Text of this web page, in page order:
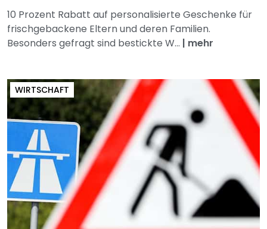
10 Prozent Rabatt auf personalisierte Geschenke für
frischgebackene Eltern und deren Familien.
Besonders gefragt sind bestickte W... | mehr
WIRTSCHAFT